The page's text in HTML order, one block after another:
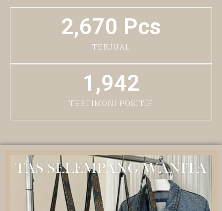
2,670 Pcs
TERJUAL
1,942
TESTIMONI POSITIF